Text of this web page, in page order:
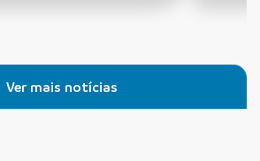
Ver mais notícias